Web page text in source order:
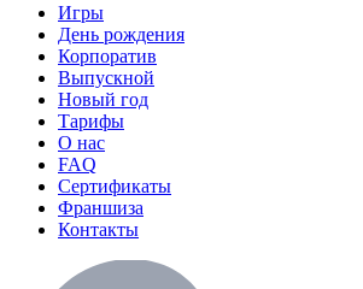
Игры
День рождения
Корпоратив
Выпускной
Новый год
Тарифы
О нас
FAQ
Сертификаты
Франшиза
Контакты